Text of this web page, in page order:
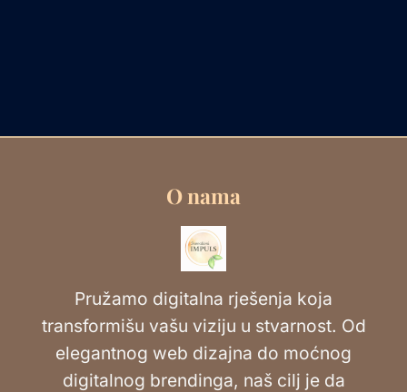
O nama
Pružamo digitalna rješenja koja
transformišu vašu viziju u stvarnost. Od
elegantnog web dizajna do moćnog
digitalnog brendinga, naš cilj je da